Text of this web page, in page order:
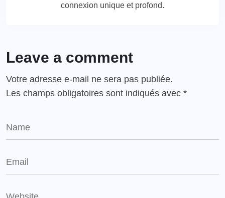
connexion unique et profond.
Leave a comment
Votre adresse e-mail ne sera pas publiée.
Les champs obligatoires sont indiqués avec *